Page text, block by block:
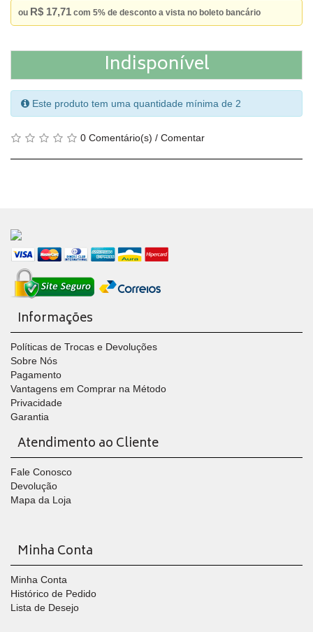
ou R$ 17,71 com 5% de desconto a vista no boleto bancário
Indisponível
Este produto tem uma quantidade mínima de 2
0 Comentário(s) / Comentar
Informações
Políticas de Trocas e Devoluções
Sobre Nós
Pagamento
Vantagens em Comprar na Método
Privacidade
Garantia
Atendimento ao Cliente
Fale Conosco
Devolução
Mapa da Loja
Minha Conta
Minha Conta
Histórico de Pedido
Lista de Desejo